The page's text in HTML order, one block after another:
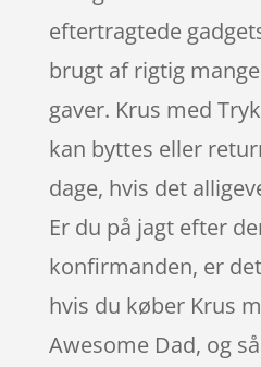
eftertragtede
brugt af rigtig
gaver. Krus med
kan byttes eller
dage, hvis det
Er du på jagt efter
konfirmanden, er
hvis du køber Krus
Awesome Dad, og